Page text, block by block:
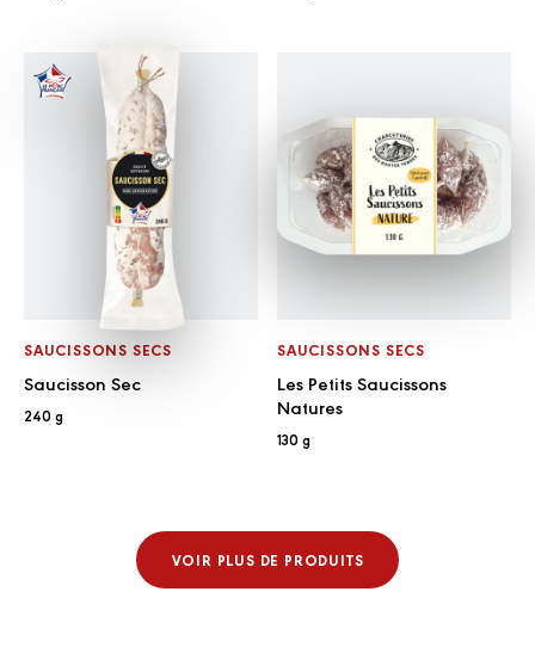
SAUCISSONS SECS
Saucisson Sec
240 g
SAUCISSONS SECS
Les Petits Saucissons
Natures
130 g
VOIR PLUS DE PRODUITS